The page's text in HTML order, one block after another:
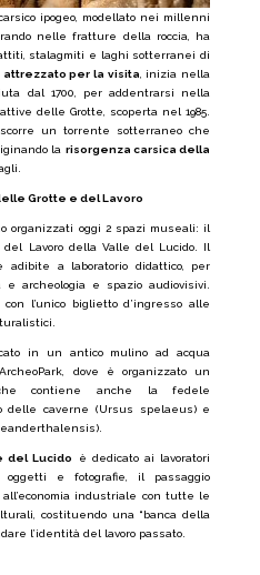
ipogeo, modellato nei millenni
nelle fratture della roccia, ha
stalagmiti e laghi sotterranei di
attrezzato per la visita , inizia nella
dal 1700, per addentrarsi nella
delle Grotte, scoperta nel 1985.
un torrente sotterraneo che
la risorgenza carsica della
Grotte e del Lavoro
organizzati oggi 2 spazi museali: il
Lavoro della Valle del Lucido. Il
a laboratorio didattico, per
archeologia e spazio audiovisivi.
l’unico biglietto d’ingresso alle
in un antico mulino ad acqua
dove è organizzato un
che contiene anche la fedele
delle caverne (Ursus spelaeus) e
del Lucido
è dedicato ai lavoratori
e fotografie, il passaggio
all’economia industriale con tutte le
costituendo una “banca della
l’identità del lavoro passato.